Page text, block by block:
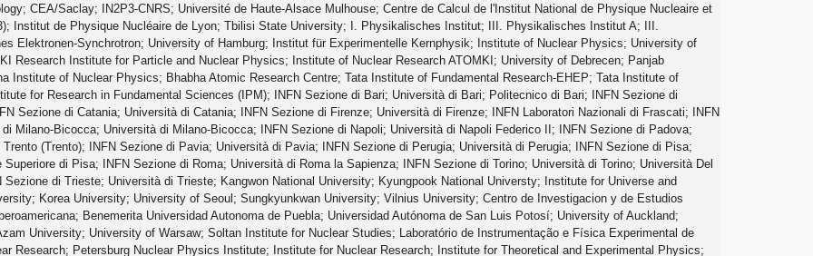
CEA/Saclay; IN2P3-CNRS; Université de Haute-Alsace Mulhouse; Centre de Calcul de l'Institut National de Physique Nucleaire et
Institut de Physique Nucléaire de Lyon; Tbilisi State University; I. Physikalisches Institut; III. Physikalisches Institut A; III.
Elektronen-Synchrotron; University of Hamburg; Institut für Experimentelle Kernphysik; Institute of Nuclear Physics; University of
Research Institute for Particle and Nuclear Physics; Institute of Nuclear Research ATOMKI; University of Debrecen; Panjab
Institute of Nuclear Physics; Bhabha Atomic Research Centre; Tata Institute of Fundamental Research-EHEP; Tata Institute of
for Research in Fundamental Sciences (IPM); INFN Sezione di Bari; Università di Bari; Politecnico di Bari; INFN Sezione di
Sezione di Catania; Università di Catania; INFN Sezione di Firenze; Università di Firenze; INFN Laboratori Nazionali di Frascati; INFN
Milano-Bicocca; Università di Milano-Bicocca; INFN Sezione di Napoli; Università di Napoli Federico II; INFN Sezione di Padova;
(Trento); INFN Sezione di Pavia; Università di Pavia; INFN Sezione di Perugia; Università di Perugia; INFN Sezione di Pisa;
di Pisa; INFN Sezione di Roma; Università di Roma la Sapienza; INFN Sezione di Torino; Università di Torino; Università Del
Sezione di Trieste; Università di Trieste; Kangwon National University; Kyungpook National Universty; Institute for Universe and
Korea University; University of Seoul; Sungkyunkwan University; Vilnius University; Centro de Investigacion y de Estudios
Benemerita Universidad Autonoma de Puebla; Universidad Autónoma de San Luis Potosí; University of Auckland;
University; University of Warsaw; Soltan Institute for Nuclear Studies; Laboratório de Instrumentação e Física Experimental de
Research; Petersburg Nuclear Physics Institute; Institute for Nuclear Research; Institute for Theoretical and Experimental Physics;